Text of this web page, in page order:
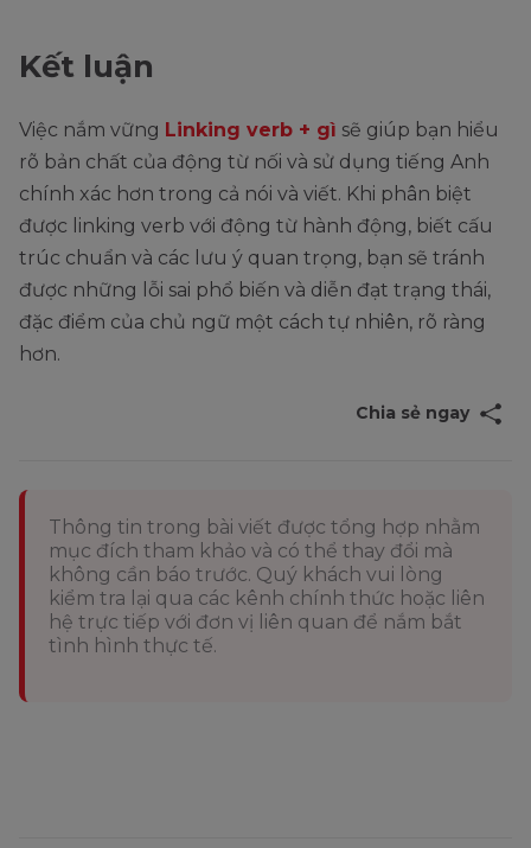
Kết luận
Việc nắm vững Linking verb + gì sẽ giúp bạn hiểu
rõ bản chất của động từ nối và sử dụng tiếng Anh
chính xác hơn trong cả nói và viết. Khi phân biệt
được linking verb với động từ hành động, biết cấu
trúc chuẩn và các lưu ý quan trọng, bạn sẽ tránh
được những lỗi sai phổ biến và diễn đạt trạng thái,
đặc điểm của chủ ngữ một cách tự nhiên, rõ ràng
hơn.
Chia sẻ ngay
Thông tin trong bài viết được tổng hợp nhằm
mục đích tham khảo và có thể thay đổi mà
không cần báo trước. Quý khách vui lòng
kiểm tra lại qua các kênh chính thức hoặc liên
hệ trực tiếp với đơn vị liên quan để nắm bắt
tình hình thực tế.